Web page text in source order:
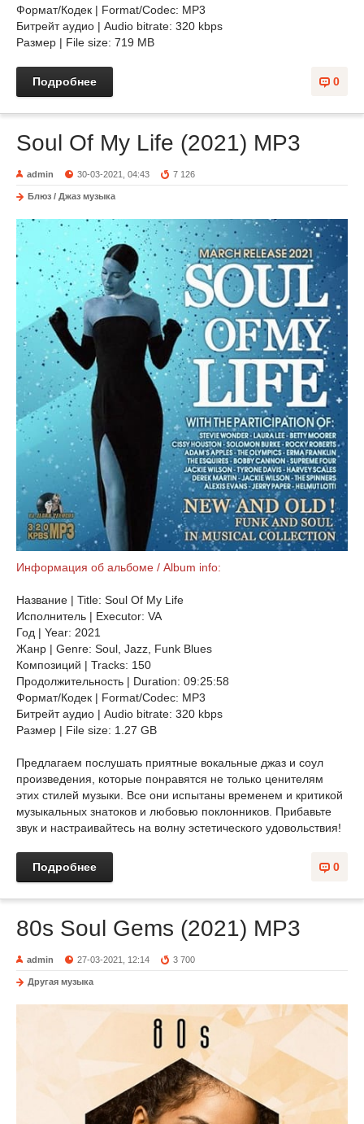
Формат/Кодек | Format/Codec: MP3
Битрейт аудио | Audio bitrate: 320 kbps
Размер | File size: 719 MB
0
Подробнее
Soul Of My Life (2021) MP3
admin 30-03-2021, 04:43 7 126
Блюз / Джаз музыка
Информация об альбоме / Album info:
Название | Title: Soul Of My Life
Исполнитель | Executor: VA
Год | Year: 2021
Жанр | Genre: Soul, Jazz, Funk Blues
Композиций | Tracks: 150
Продолжительность | Duration: 09:25:58
Формат/Кодек | Format/Codec: MP3
Битрейт аудио | Audio bitrate: 320 kbps
Размер | File size: 1.27 GB
Предлагаем послушать приятные вокальные джаз и соул
произведения, которые понравятся не только ценителям
этих стилей музыки. Все они испытаны временем и критикой
музыкальных знатоков и любовью поклонников. Прибавьте
звук и настраивайтесь на волну эстетического удовольствия!
0
Подробнее
80s Soul Gems (2021) MP3
admin 27-03-2021, 12:14 3 700
Другая музыка